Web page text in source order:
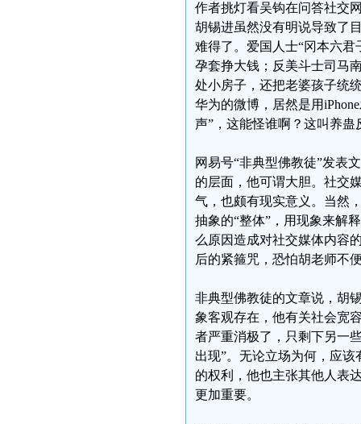
作者挑灯看吴钩在问答社交
胡锡进虽然没有明说导致了
难得了。爱国人士“冈本六
孕套挣大钱；反美斗士司马
处小房子，还把老婆孩子统
华为的微博，居然是用
声”，这能怪谁啊？这叫养蛊
网易号“非典型佛教徒”发表
的层面，他可谓大胆。社交
气，也颇有现实意义。当然
抽象的“整体”，用现象来解
么原因造成对社交媒体内容
后的紧箍咒，恐怕胡老师不
非典型佛教徒的文章说，胡
象客观存在，他有关社会宽
者严重消极了，只剩下另一
出现”。无论立场为何，应
的权利，他也主张其他人表
更加重要。